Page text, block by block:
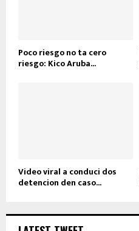
Poco riesgo no ta cero
riesgo: Kico Aruba...
Video viral a conduci dos
detencion den caso...